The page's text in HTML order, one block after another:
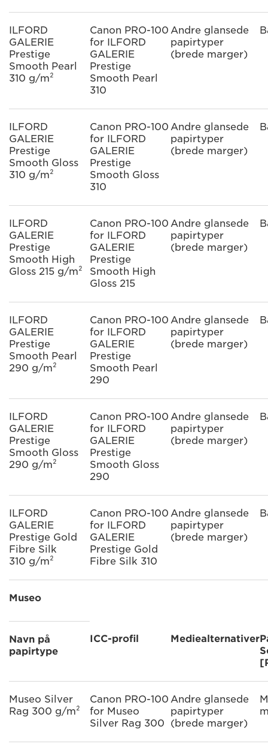
ILFORD
GALERIE
Prestige
Smooth Pearl
310 g/m²
Canon PRO-100
for ILFORD
GALERIE
Prestige
Smooth Pearl
310
Andre glansede
papirtyper
(brede marger)
ILFORD
GALERIE
Prestige
Smooth Gloss
310 g/m²
Canon PRO-100
for ILFORD
GALERIE
Prestige
Smooth Gloss
310
Andre glansede
papirtyper
(brede marger)
ILFORD
GALERIE
Prestige
Smooth High
Gloss 215 g/m²
Canon PRO-100
for ILFORD
GALERIE
Prestige
Smooth High
Gloss 215
Andre glansede
papirtyper
(brede marger)
ILFORD
GALERIE
Prestige
Smooth Pearl
290 g/m²
Canon PRO-100
for ILFORD
GALERIE
Prestige
Smooth Pearl
290
Andre glansede
papirtyper
(brede marger)
ILFORD
GALERIE
Prestige
Smooth Gloss
290 g/m²
Canon PRO-100
for ILFORD
GALERIE
Prestige
Smooth Gloss
290
Andre glansede
papirtyper
(brede marger)
ILFORD
GALERIE
Prestige Gold
Fibre Silk
310 g/m²
Canon PRO-100
for ILFORD
GALERIE
Prestige Gold
Fibre Silk 310
Andre glansede
papirtyper
(brede marger)
Museo
Navn på
papirtype
ICC-profil Mediealternativer
Museo Silver
Rag 300 g/m²
Canon PRO-100
for Museo
Silver Rag 300
Andre glansede
papirtyper
(brede marger)